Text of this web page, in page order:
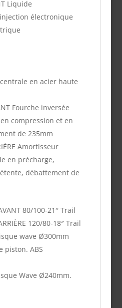
Liquide
injection électronique
en acier haute
Fourche inversée
compression et en
de 235mm
Amortisseur
en précharge,
débattement de
80/100-21″ Trail
120/80-18″ Trail
wave Ø300mm
piston. ABS
Wave Ø240mm.